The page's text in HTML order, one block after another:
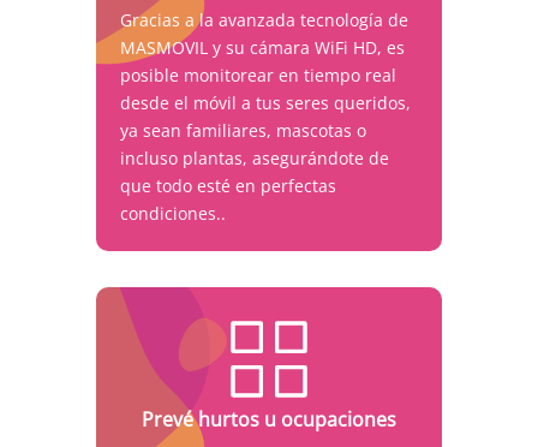
Gracias a la avanzada tecnología de
MASMOVIL y su cámara WiFi HD, es
posible monitorear en tiempo real
desde el móvil a tus seres queridos,
ya sean familiares, mascotas o
incluso plantas, asegurándote de
que todo esté en perfectas
condiciones..
Prevé hurtos u ocupaciones